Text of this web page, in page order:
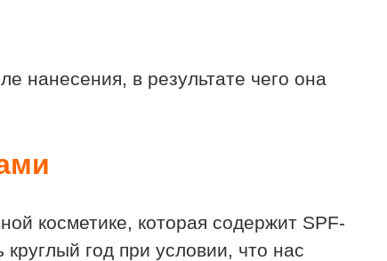
нанесения, в результате чего она
косметике, которая содержит SPF-
год при условии, что нас